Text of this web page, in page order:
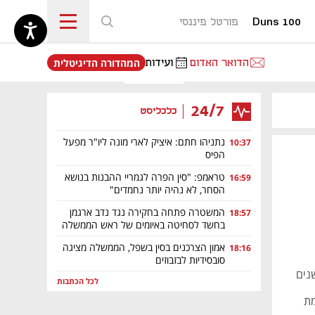
Duns 100 פורטל פיננסי
הדואר האדום ועידות
נפתח בכרטיסייה חדשה
המהדורה הדיגיטלית
24/7 כלכליסט
10:37 נתניהו חתם: איציק לארי מונה ליו"ר מפעל
הפיס
16:59 טראמפ: "סין הפרה לגמריי ההבנות בנושא
הסחר, לא נהיה יותר נחמדים"
18:57 המשטרה פתחה בחקירה נגד נדב ארגמן
בחשד לסחיטה באיומים של ראש הממשלה
18:16 אמון הצרכנים בסין בשפל, הממשלה מציגה
סובסידיות לבזבוזים
לכל הכתבות